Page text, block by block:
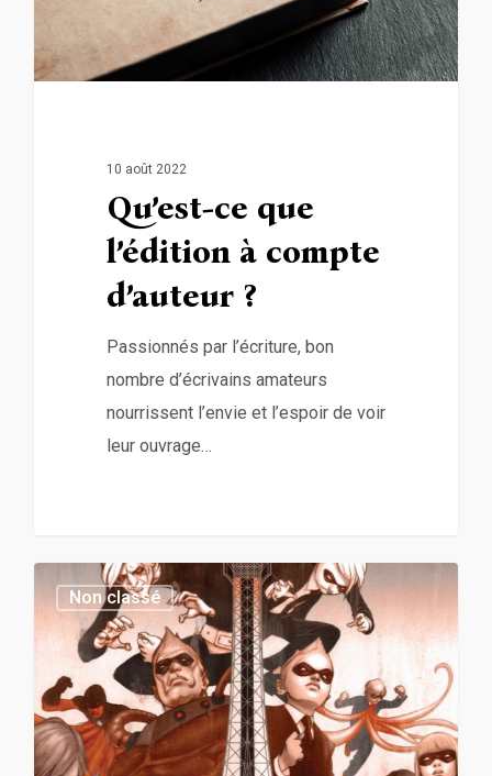
10 août 2022
Qu’est-ce que
l’édition à compte
d’auteur ?
Passionnés par l’écriture, bon
nombre d’écrivains amateurs
nourrissent l’envie et l’espoir de voir
leur ouvrage…
Non classé